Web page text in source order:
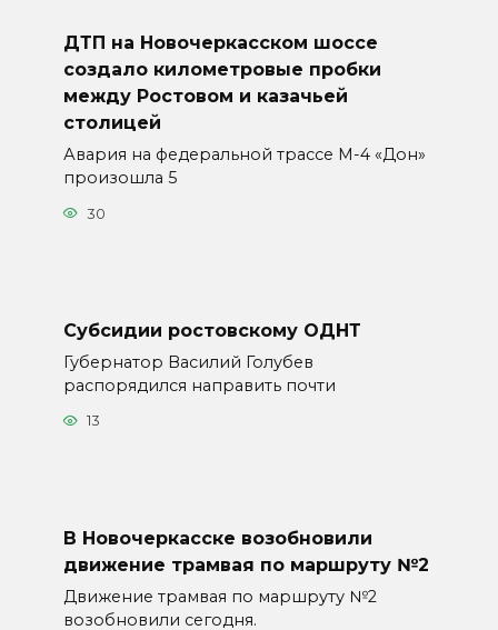
ДТП на Новочеркасском шоссе
создало километровые пробки
между Ростовом и казачьей
столицей
Авария на федеральной трассе М-4 «Дон»
произошла 5
30
Субсидии ростовскому ОДНТ
Губернатор Василий Голубев
распорядился направить почти
13
В Новочеркасске возобновили
движение трамвая по маршруту №2
Движение трамвая по маршруту №2
возобновили сегодня.